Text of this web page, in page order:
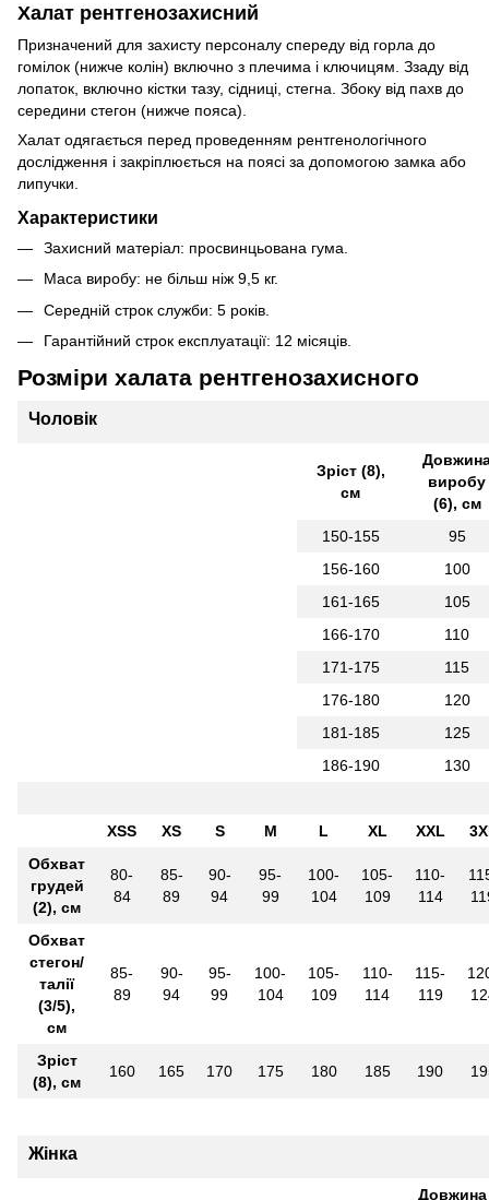
Халат рентгенозахисний
Призначений для захисту персоналу спереду від горла до
гомілок (нижче колін) включно з плечима і ключицям. Ззаду від
лопаток, включно кістки тазу, сідниці, стегна. Збоку від пахв до
середини стегон (нижче пояса).
Халат одягається перед проведенням рентгенологічного
дослідження і закріплюється на поясі за допомогою замка або
липучки.
Характеристики
Захисний матеріал: просвинцьована гума.
Маса виробу: не більш ніж 9,5 кг.
Середній строк служби: 5 років.
Гарантійний строк експлуатації: 12 місяців.
Розміри халата рентгенозахисного
Чоловік
Зріст (8),
см
виробу
(6), см
150-155
95
156-160
100
161-165
105
166-170
110
171-175
115
176-180
120
181-185
125
186-190
130
XSS XS S M L XL XXL
Обхват
грудей
(2), см
80-
84
85-
89
90-
94
95-
99
100-
104
105-
109
110-
114
Обхват
стегон/
талії
(3/5),
см
85-
89
90-
94
95-
99
100-
104
105-
109
110-
114
115-
119
Зріст
(8), см
160 165 170 175 180 185 190
Жінка
Довжина